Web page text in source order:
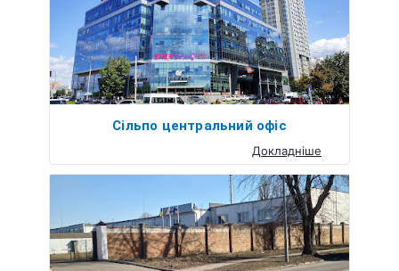
Сільпо центральний офіс
Докладніше